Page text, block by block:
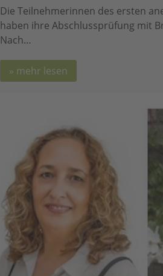
Die Teilnehmerinnen des ersten
haben ihre Abschlussprüfung mit
Nach…
mehr lesen